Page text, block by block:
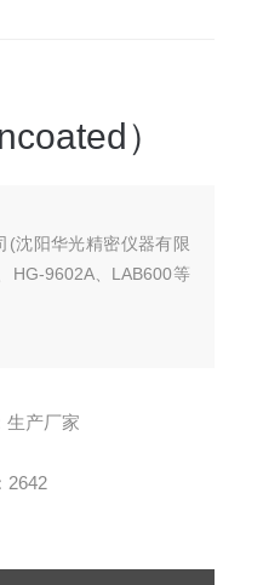
）
(沈阳华光精密仪器有限
HG-9602A、LAB600等
生产厂家
2642